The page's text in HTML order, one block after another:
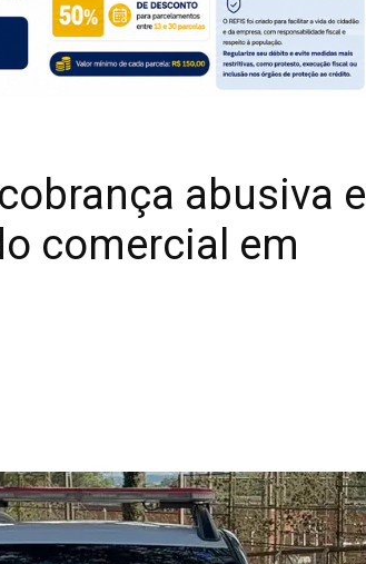
abusiva e
comercial em